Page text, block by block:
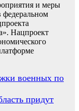
и меры
Нацпроект
военных по
придут